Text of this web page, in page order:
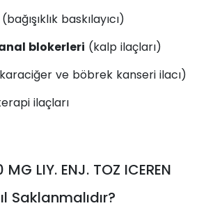
(bağışıklık baskılayıcı)
blokerleri (kalp ilaçları)
ve böbrek kanseri ilacı)
ilaçları
MG LIY. ENJ. TOZ ICEREN
Saklanmalıdır?